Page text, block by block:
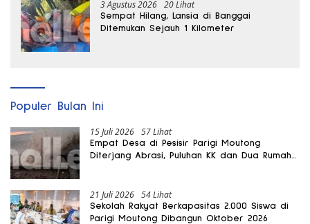
3 Agustus 2026 20 Lihat
Sempat Hilang, Lansia di Banggai
Ditemukan Sejauh 1 Kilometer
Populer Bulan Ini
15 Juli 2026 57 Lihat
Empat Desa di Pesisir Parigi Moutong
Diterjang Abrasi, Puluhan KK dan Dua Rumah
21 Juli 2026 54 Lihat
Sekolah Rakyat Berkapasitas 2.000 Siswa di
Parigi Moutong Dibangun Oktober 2026